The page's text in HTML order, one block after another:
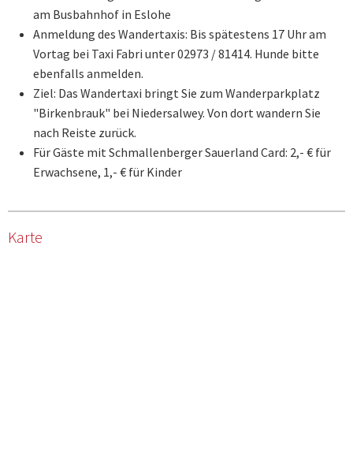
am Busbahnhof in Eslohe
Anmeldung des Wandertaxis: Bis spätestens 17 Uhr am
Vortag bei Taxi Fabri unter 02973 / 81414. Hunde bitte
ebenfalls anmelden.
Ziel: Das Wandertaxi bringt Sie zum Wanderparkplatz
"Birkenbrauk" bei Niedersalwey. Von dort wandern Sie
nach Reiste zurück.
Für Gäste mit Schmallenberger Sauerland Card: 2,- € für
Erwachsene, 1,- € für Kinder
Karte